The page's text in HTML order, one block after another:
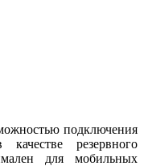
подключения
резервного
для мобильных